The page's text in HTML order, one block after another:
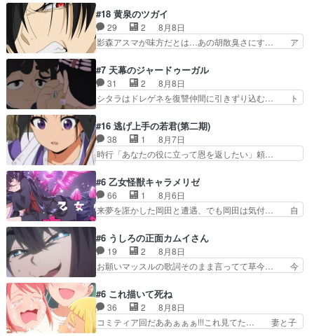
い公衆電話が出てきた。みず… おはようございま
す！瑞佳の正体が明かされ… 朝も昼もおやつもじ
ゃがいも尽くしの『ひま…
い出に意味なんかない」という意味深な… 12話
でるるかはミサンガのマコトジュエル… 今のるる
かの態度について見たまんまを言え… 探偵パート
は仕方ないが殆ど明智小林の活躍… すっかりファ
はファントムの一員で、ロン… 謎の怪盗デッチ·
アゲイン登場!!一体何を… 戦闘作画はイマイチな
回。次回過去編でそろ…
#18 黄泉のツガイ
29 2
8月8日
影森アスマが味方だとは…あの胡散臭さにす… ア
りアスマ(石田彰キャラ)は裏切り者た… 原作を読
むの我慢していてよかっただって顔… どんどん増
えるツガイツガイよりも腹黒い人… 夜桜は「顔で
損してる」って言うけど、声で… おかしいな石田
ましてはアサちゃん目的で… "顔で損してる"企み
顔て何…wアスマさん… 顔で損してるアスマさん
ついでに声でも損し…
#7 天幕のジャードゥーガル
31 2
8月8日
シタラはドレゲネを復讐仲間に引きずり込む… ト
イに功績を挙げさせて政権と軍のバラン… 覇道の
トルイと王道のオゴタイって感じかな… 賢い人物
の行動は想定した目的達成のための… シタラとボ
ラクチンの考えが初めてシンクロ… ドレゲネのテ
ンゴル政治」国家の表舞台に… 前回のシタラと対
比したおおらかな笑顔が印… 戦争よりも経済の領
域をその視野に入れてい…
#16 逃げ上手の若君(第二期)
38 1
8月7日
時行「あなたの役に立って恩を返したい」頼…
のアニメの演出、同じCloverWor… 貞宗の思考を
読み切れなかったのは、経験の… 信濃仮面いった
い誰なんだ！役に立ちたいで… 人形だったり将棋
だったり、諏訪神党の三大… ・これ罠じゃない
意味。特に諏訪の地は山… 薄々思ってたけど実写
パートに対する熱意が… 亜也子ちゃん面白い親父
さんが無事で良かっ…
#6 乙女怪獣キャラメリゼ
66 1
8月6日
来夢を誑かした岡田と遭遇、でも岡田は気付… 自
なからのメイク道具が、らいりーさんを… らいり
ーの影響で理想に向けて努力する黒絵… コングと
ゴ〇ラの怪獣大決戦!?w黒絵の友… らいりーが己
のルッキズムと相対する話とし… らいりーさんが
の小河内ダムに来た黒絵た… ライリーが好きだっ
たクズ男ハルゴンが懲ら… メイクでちょっと勇気
出てる黒絵ちゃん可愛…
#6 うしろの正面カムイさん
19 2
8月8日
お願いマッスルの歌詞そのまま言ってて草今… 今
大量に成仏させた ジェットババアの亜… 1日で
6人は流石絶倫カムイ婆もしっかり抱… 今回は交
通悪霊の除霊ツアー。Aパはいつも… 前半の霊カ
モみたいになってるよねwジェッ… 今回はいつも
#6 これ描いて死ね
36 2
8月8日
コミティア回だああぁぁぁ!!!これ見てた… 妻と子